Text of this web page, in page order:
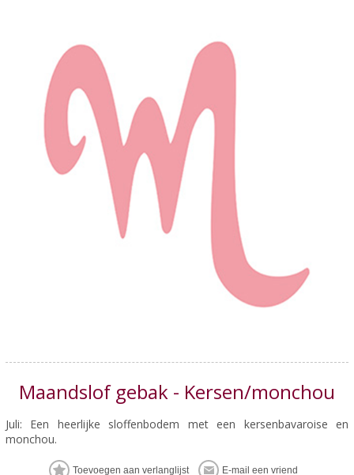
Maandslof gebak - Kersen/monchou
Juli: Een heerlijke sloffenbodem met een kersenbavaroise en
monchou.